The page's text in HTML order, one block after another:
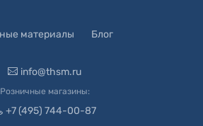
материалы Блог
info@thsm.ru
Розничные магазины:
+7 (495) 744-00-87